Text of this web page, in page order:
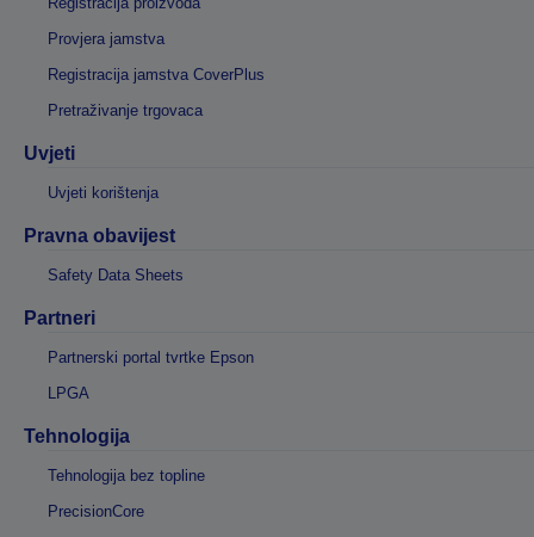
Provjera jamstva
Registracija jamstva CoverPlus
Pretraživanje trgovaca
Uvjeti
Uvjeti korištenja
Pravna obavijest
Safety Data Sheets
Partneri
Partnerski portal tvrtke Epson
LPGA
Tehnologija
Tehnologija bez topline
PrecisionCore